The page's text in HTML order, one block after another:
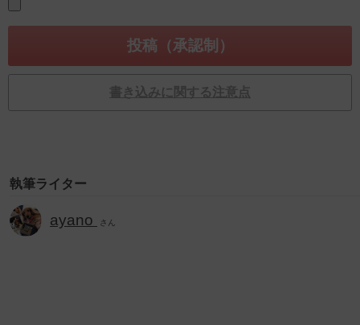
書き込みに関する注意点
執筆ライター
ayano さん